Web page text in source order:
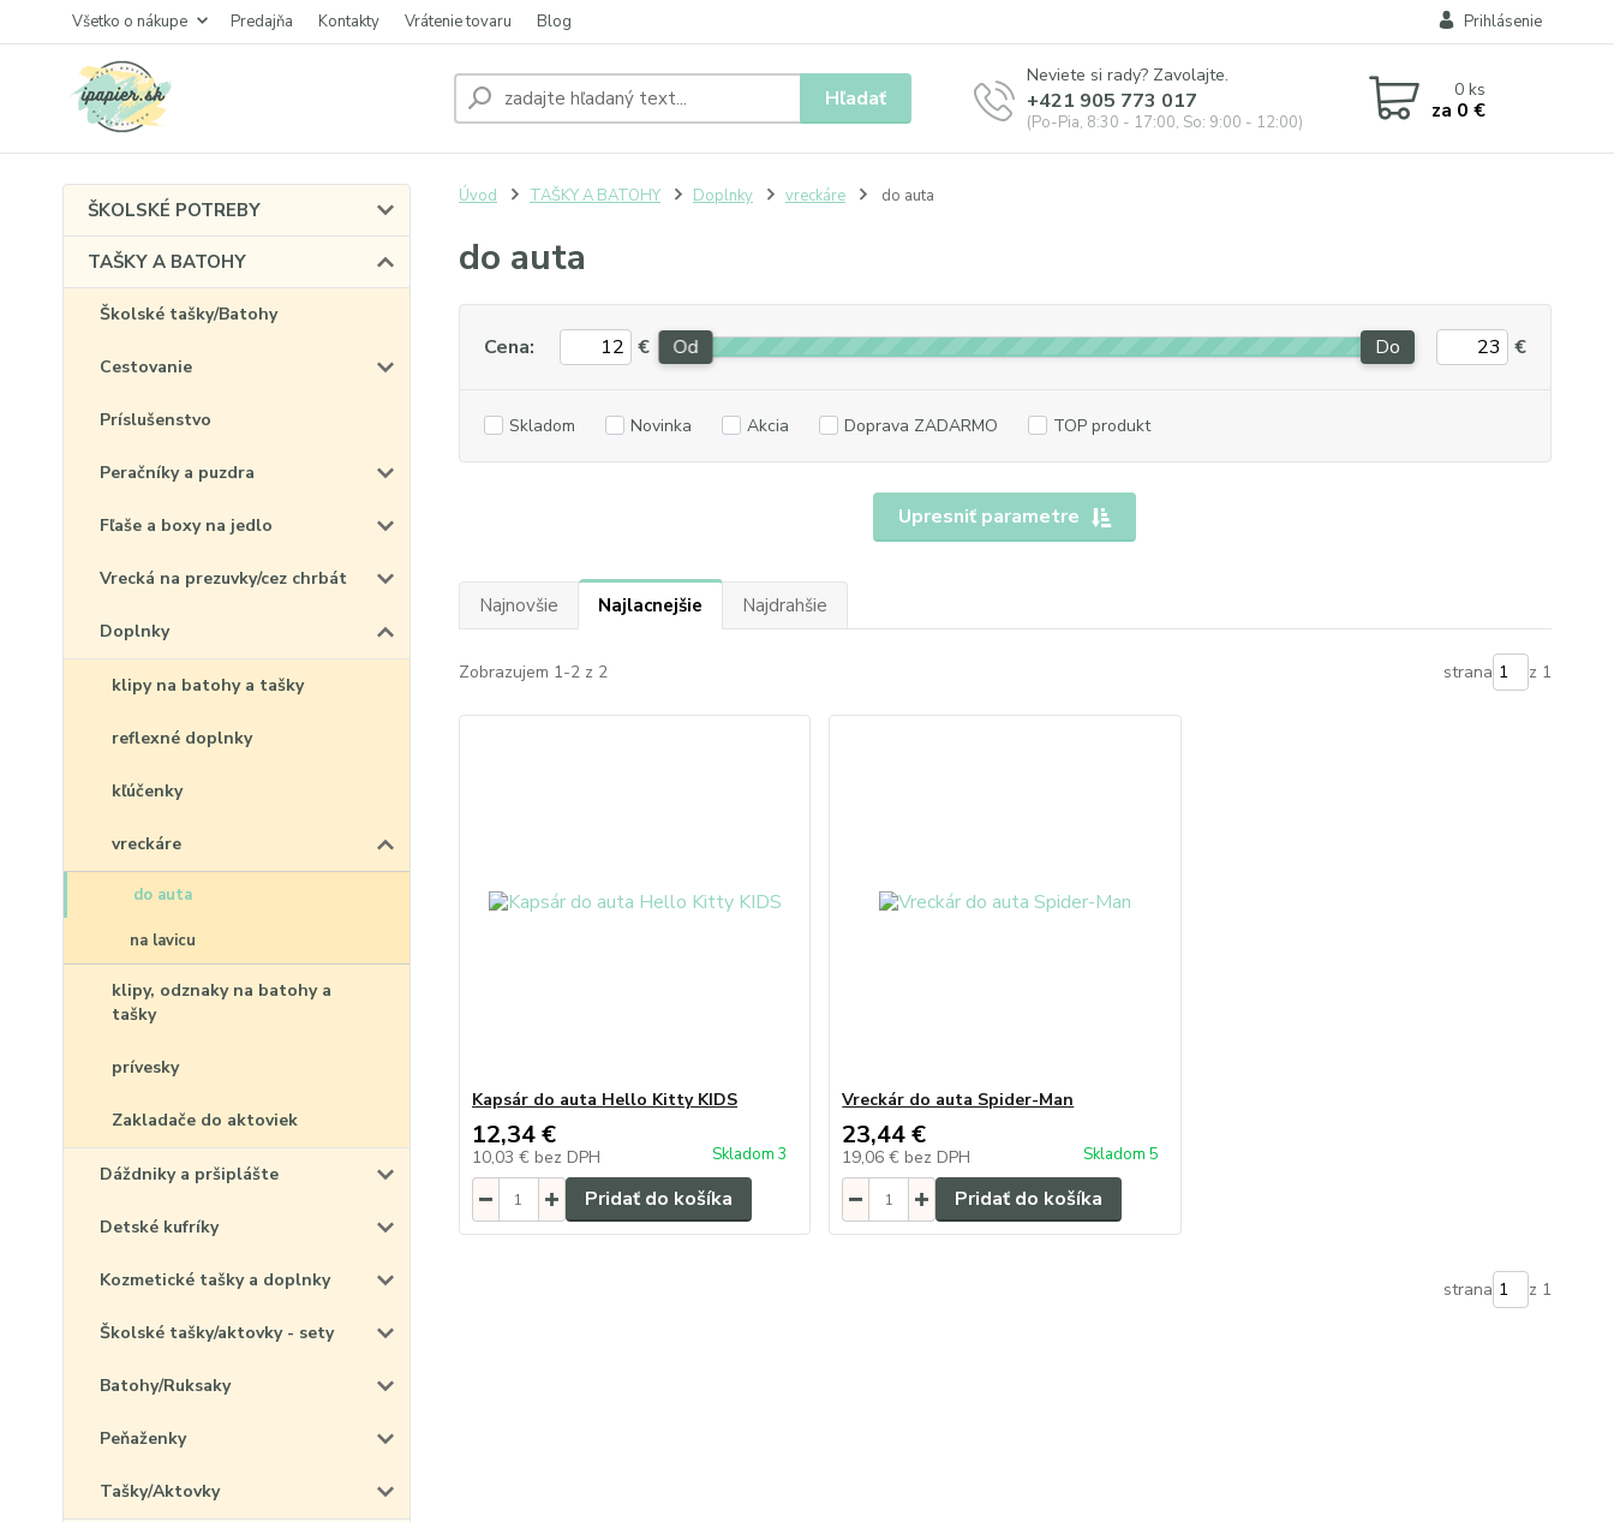
Všetko o nákupe Predajňa Kontakty Vrátenie tovaru Blog Prihlásenie
Hľadať
Neviete si rady? Zavolajte.
+421 905 773 017
(Po-Pia, 8:30 - 17:00, So: 9:00 - 12:00)
0ks
za 0 €
ŠKOLSKÉ POTREBY
TAŠKY A BATOHY
Školské tašky/Batohy
Cestovanie
Príslušenstvo
Peračníky a puzdra
Fľaše a boxy na jedlo
Vrecká na prezuvky/cez chrbát
Doplnky
klipy na batohy a tašky
reflexné doplnky
kľúčenky
vreckáre
do auta
na lavicu
klipy, odznaky na batohy a
tašky
prívesky
Zakladače do aktoviek
Dáždniky a pršiplášte
Detské kufríky
Kozmetické tašky a doplnky
Školské tašky/aktovky - sety
Batohy/Ruksaky
Peňaženky
Tašky/Aktovky
Úvod TAŠKY A BATOHY Doplnky vreckáre do auta
do auta
Upresniť parametre
Cena: € Od Do €
Skladom Novinka Akcia Doprava ZADARMO TOP produkt
Najnovšie Najlacnejšie Najdrahšie
Zobrazujem 1-2 z 2 strana z 1
Kapsár do auta Hello Kitty KIDS
12,34 €
10,03 € bez DPH Skladom 3
Pridať do košíka
Vreckár do auta Spider-Man
23,44 €
19,06 € bez DPH Skladom 5
Pridať do košíka
strana z 1